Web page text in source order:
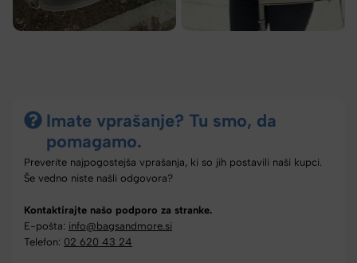
Imate vprašanje? Tu smo, da
pomagamo.
Preverite najpogostejša vprašanja, ki so jih postavili naši kupci.
Še vedno niste našli odgovora?
Kontaktirajte našo podporo za stranke.
E-pošta: info@bagsandmore.si
Telefon: 02 620 43 24